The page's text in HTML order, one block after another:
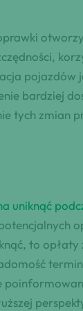
bardziej
tych zmian
uniknąć
to